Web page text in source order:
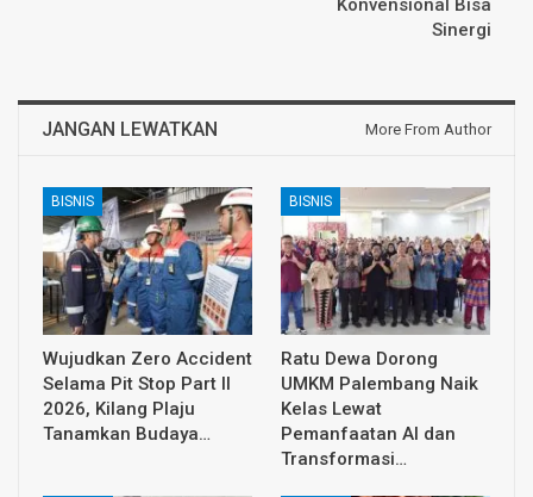
Konvensional Bisa
Sinergi
JANGAN LEWATKAN More From Author
BISNIS
Wujudkan Zero Accident
Selama Pit Stop Part II
2026, Kilang Plaju
Tanamkan Budaya…
BISNIS
Ratu Dewa Dorong
UMKM Palembang Naik
Kelas Lewat
Pemanfaatan AI dan
Transformasi…